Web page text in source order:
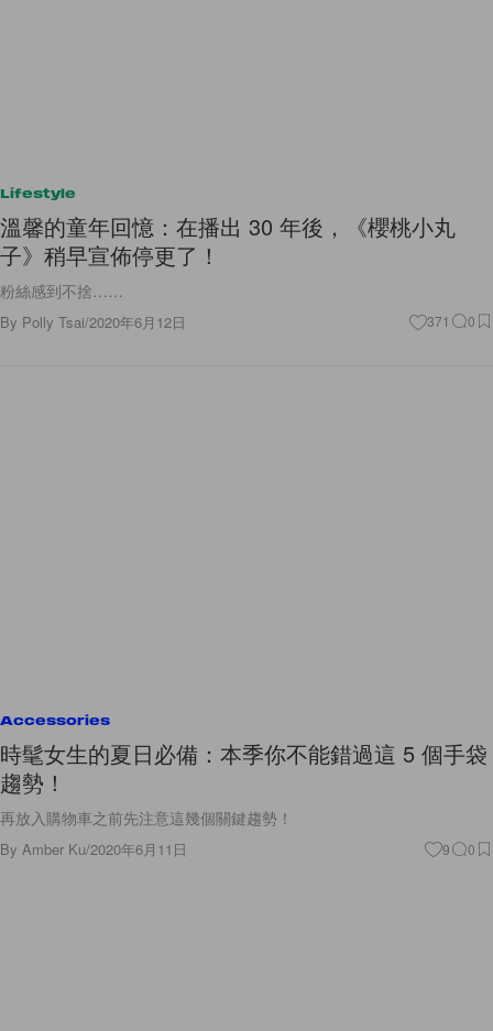
Lifestyle
溫馨的童年回憶：在播出 30 年後，《櫻桃小丸
子》稍早宣佈停更了！
粉絲感到不捨……
By Polly Tsai/2020年6月12日 371 0
Accessories
時髦女生的夏日必備：本季你不能錯過這 5 個手袋
趨勢！
再放入購物車之前先注意這幾個關鍵趨勢！
By Amber Ku/2020年6月11日 9 0